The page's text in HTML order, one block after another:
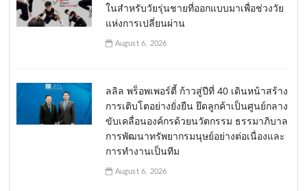
ในสำหรับวัยรุ่นชายที่ออกแบบมาเพื่อช่วงวัย
แห่งการเปลี่ยนผ่าน
August 6, 2026
ลลิล พร็อพเพอร์ตี้ ก้าวสู่ปีที่ 40 เดินหน้าสร้าง
การเติบโตอย่างยั่งยืน ยึดลูกค้าเป็นศูนย์กลาง
ขับเคลื่อนองค์กรด้วยนวัตกรรม ธรรมาภิบาล
การพัฒนาทรัพยากรมนุษย์อย่างต่อเนื่องและ
การทำงานเป็นทีม
August 6, 2026